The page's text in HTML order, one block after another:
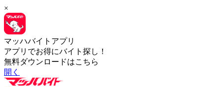
×
マッハバイトアプリ
アプリでお得にバイト探し！
無料ダウンロードはこちら
開く